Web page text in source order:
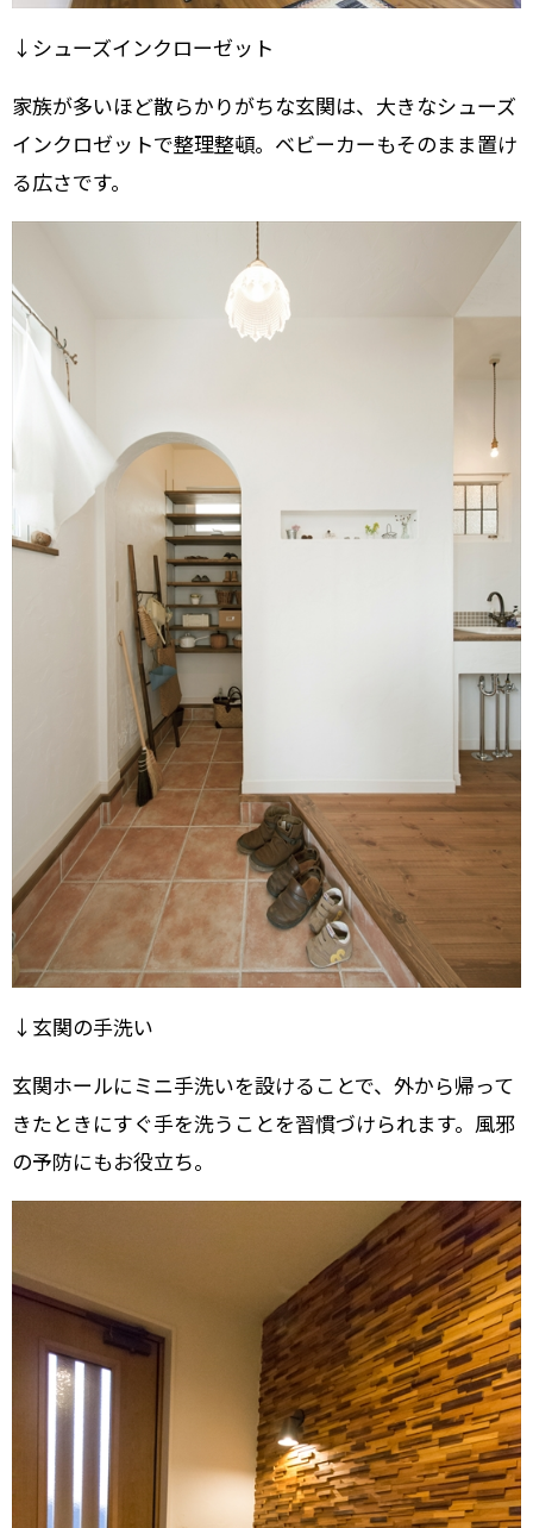
↓シューズインクローゼット
家族が多いほど散らかりがちな玄関は、大きなシューズ
インクロゼットで整理整頓。ベビーカーもそのまま置け
る広さです。
↓玄関の手洗い
玄関ホールにミニ手洗いを設けることで、外から帰って
きたときにすぐ手を洗うことを習慣づけられます。風邪
の予防にもお役立ち。